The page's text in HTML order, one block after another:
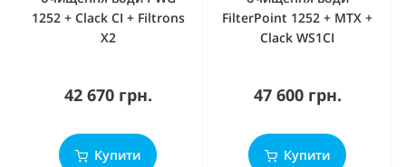
1252 + Clack CI + Filtrons
X2
42 670 грн.
Купити
FilterPoint 1252 + MTX +
Clack WS1CI
47 600 грн.
Купити